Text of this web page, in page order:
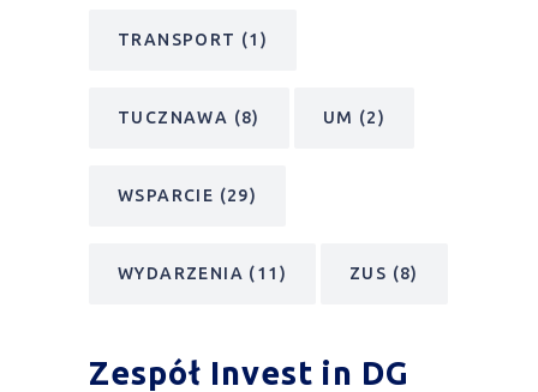
TRANSPORT (1)
TUCZNAWA (8) UM (2)
WSPARCIE (29)
WYDARZENIA (11) ZUS (8)
Zespół Invest in DG